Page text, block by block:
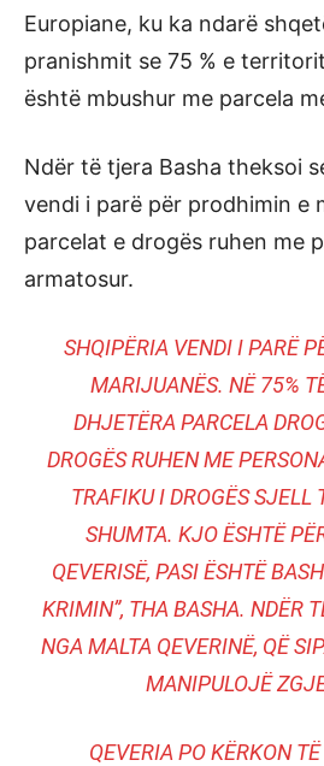
Europiane, ku ka ndarë
pranishmit se 75 % e
është mbushur me parcela
Ndër të tjera Basha theksoi
vendi i parë për prodhimin e
parcelat e drogës ruhen me
armatosur.
SHQIPËRIA VENDI I PARË
MARIJUANËS. NË 75%
DHJETËRA PARCELA
DROGËS RUHEN ME
TRAFIKU I DROGËS SJELL
SHUMTA. KJO ËSHTË
QEVERISË, PASI ËSHTË
KRIMIN”, THA BASHA. NDËR
NGA MALTA QEVERINË, QË
MANIPULOJË
QEVERIA PO KËRKON